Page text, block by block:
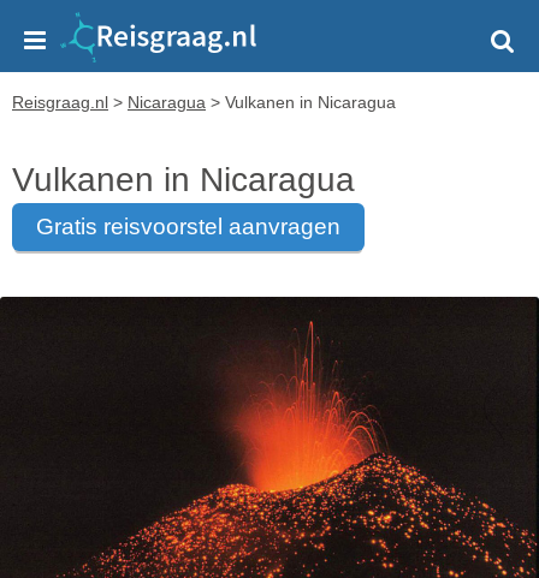
Reisgraag.nl > Nicaragua > Vulkanen in Nicaragua
Vulkanen in Nicaragua
gratis reisvoorstel aanvragen